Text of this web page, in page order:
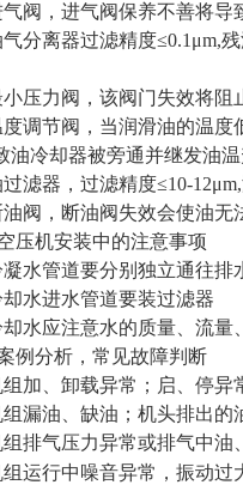
阀，进气阀保养不善将导
分离器过滤精度≤0.1μm,
压力阀，该阀门失效将阻
调节阀，当润滑油的温度
油冷却器被旁通并继发油
滤器，过滤精度≤10-
阀，断油阀失效会使油无
压机安装中的注意事项
水管道要分别独立通往排
水进水管道要装过滤器
水应注意水的质量、流量
例分析，常见故障判断
加、卸载异常；启、停异
漏油、缺油；机头排出的
排气压力异常或排气中油、
运行中噪音异常，振动过